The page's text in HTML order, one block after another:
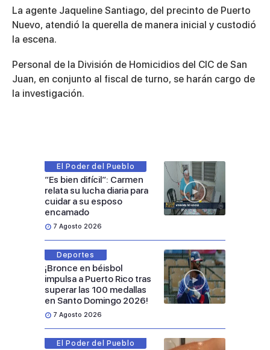
La agente Jaqueline Santiago, del precinto de Puerto
Nuevo, atendió la querella de manera inicial y custodió
la escena.
Personal de la División de Homicidios del CIC de San
Juan, en conjunto al fiscal de turno, se harán cargo de
la investigación.
El Poder del Pueblo
“Es bien difícil”: Carmen
relata su lucha diaria para
cuidar a su esposo
encamado
7 Agosto 2026
Deportes
¡Bronce en béisbol
impulsa a Puerto Rico tras
superar las 100 medallas
en Santo Domingo 2026!
7 Agosto 2026
El Poder del Pueblo